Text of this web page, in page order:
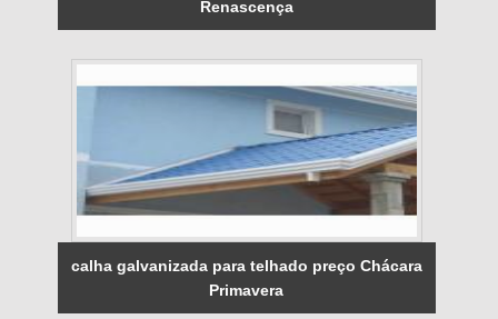
Renascença
calha galvanizada para telhado preço Chácara
Primavera